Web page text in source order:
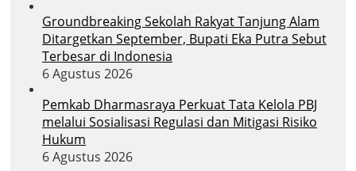
Groundbreaking Sekolah Rakyat Tanjung Alam
Ditargetkan September, Bupati Eka Putra Sebut
Terbesar di Indonesia
6 Agustus 2026
Pemkab Dharmasraya Perkuat Tata Kelola PBJ
melalui Sosialisasi Regulasi dan Mitigasi Risiko
Hukum
6 Agustus 2026